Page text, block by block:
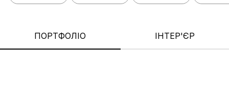
ПОРТФОЛІО ІНТЕР'ЄР